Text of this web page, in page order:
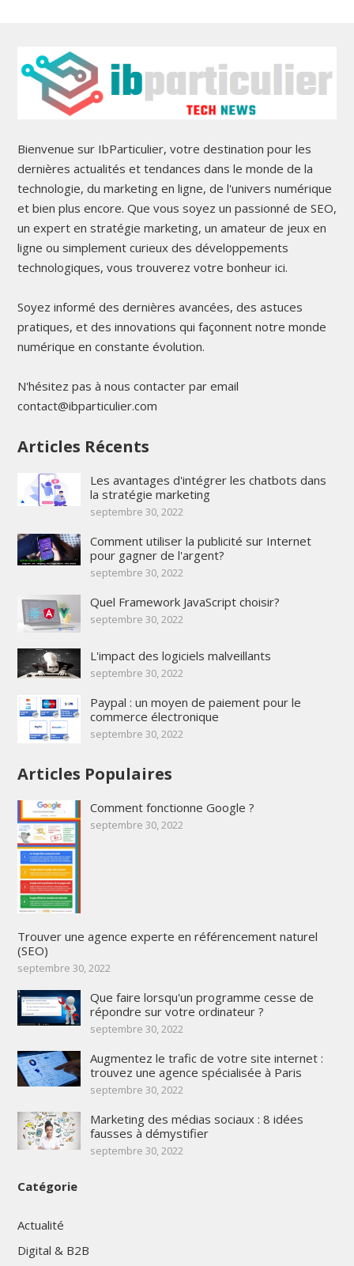
Bienvenue sur IbParticulier, votre destination pour les
dernières actualités et tendances dans le monde de la
technologie, du marketing en ligne, de l'univers numérique
et bien plus encore. Que vous soyez un passionné de SEO,
un expert en stratégie marketing, un amateur de jeux en
ligne ou simplement curieux des développements
technologiques, vous trouverez votre bonheur ici.
Soyez informé des dernières avancées, des astuces
pratiques, et des innovations qui façonnent notre monde
numérique en constante évolution.
N'hésitez pas à nous contacter par email
contact@ibparticulier.com
Articles Récents
Les avantages d'intégrer les chatbots dans
la stratégie marketing
septembre 30, 2022
Comment utiliser la publicité sur Internet
pour gagner de l'argent?
septembre 30, 2022
Quel Framework JavaScript choisir?
septembre 30, 2022
L'impact des logiciels malveillants
septembre 30, 2022
Paypal : un moyen de paiement pour le
commerce électronique
septembre 30, 2022
Articles Populaires
Comment fonctionne Google ?
septembre 30, 2022
Trouver une agence experte en référencement naturel
(SEO)
septembre 30, 2022
Que faire lorsqu'un programme cesse de
répondre sur votre ordinateur ?
septembre 30, 2022
Augmentez le trafic de votre site internet :
trouvez une agence spécialisée à Paris
septembre 30, 2022
Marketing des médias sociaux : 8 idées
fausses à démystifier
septembre 30, 2022
Catégorie
Actualité
Digital & B2B